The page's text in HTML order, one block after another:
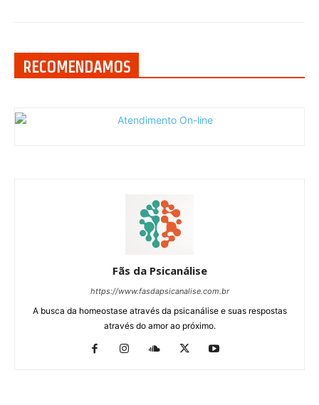
RECOMENDAMOS
Fãs da Psicanálise
https://www.fasdapsicanalise.com.br
A busca da homeostase através da psicanálise e suas respostas
através do amor ao próximo.